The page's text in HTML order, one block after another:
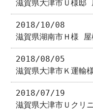
滋賀県大津市Ｕ様邸
2018/10/08
滋賀県湖南市Ｈ様
2018/08/05
滋賀県大津市Ｋ運輸
2018/07/19
滋賀県大津市Ｕクリ